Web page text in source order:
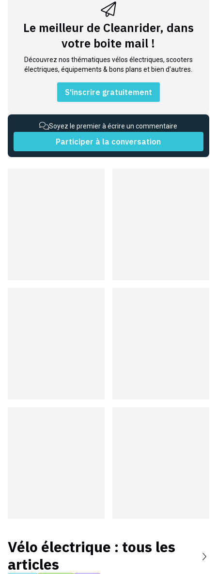
Le meilleur de Cleanrider, dans
votre boite mail !
Découvrez nos thématiques vélos électriques, scooters
électriques, équipements & bons plans et bien d'autres.
S'inscrire gratuitement
Soyez le premier à écrire un commentaire
Participer à la conversation
Vélo électrique : tous les
articles